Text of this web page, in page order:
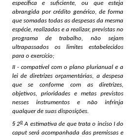
específica e suficiente, ou que esteja
abrangida por crédito genérico, de forma
que somadas todas as despesas da mesma
espécie, realizadas e a realizar, previstas no
programa de trabalho, não sejam
ultrapassados os limites estabelecidos
para o exercício;
II - compatível com o plano plurianual e a
lei de diretrizes orçamentárias, a despesa
que se conforme com as diretrizes,
objetivos, prioridades e metas previstos
nesses instrumentos e não infrinja
qualquer de suas disposições.
§ 2oA estimativa de que trata o inciso I do
caput será acompanhada das premissas e